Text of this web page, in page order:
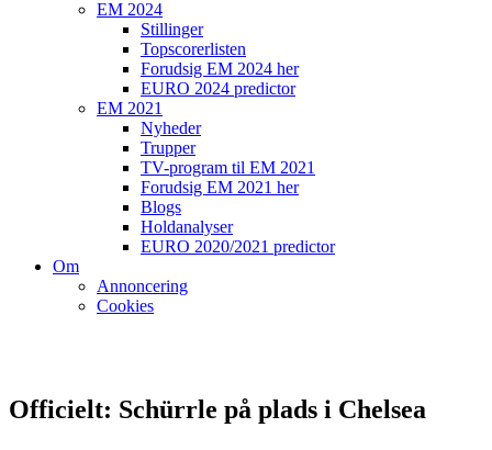
EM 2024
Stillinger
Topscorerlisten
Forudsig EM 2024 her
EURO 2024 predictor
EM 2021
Nyheder
Trupper
TV-program til EM 2021
Forudsig EM 2021 her
Blogs
Holdanalyser
EURO 2020/2021 predictor
Om
Annoncering
Cookies
Officielt: Schürrle på plads i Chelsea